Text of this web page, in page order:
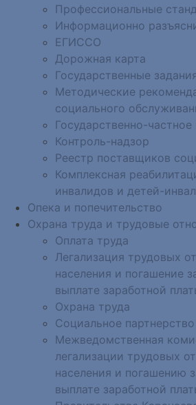
Профессиональные
Информационно
ЕГИССО
Дорожная карта
Государственные
Методические
социального
Государственно-частное
Контроль-надзор
Реестр поставщиков
Комплексная
инвалидов и детей-
Опека и попечительство
Охрана труда и трудовые
Оплата труда
Легализация трудовых
населения и погашение
выплате заработной
Охрана труда
Социальное партнерство
Межведомственная
легализации трудовых
населения и погашению
выплате заработной